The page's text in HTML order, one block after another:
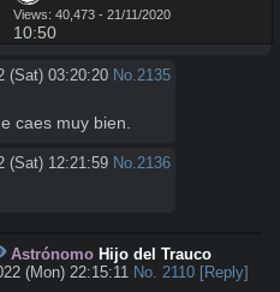
Views: 40,473 - 21/11/2020
10:50
(Sat) 03:20:20 No.2135
caes muy bien.
(Sat) 12:21:59 No.2136
Astrónomo Hijo del Trauco
(Mon) 22:15:11 No. 2110 [Reply]